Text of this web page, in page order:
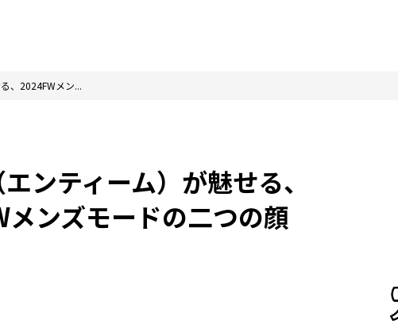
、2024FWメン...
ンティーム）が魅せる、
ンズモードの二つの顔